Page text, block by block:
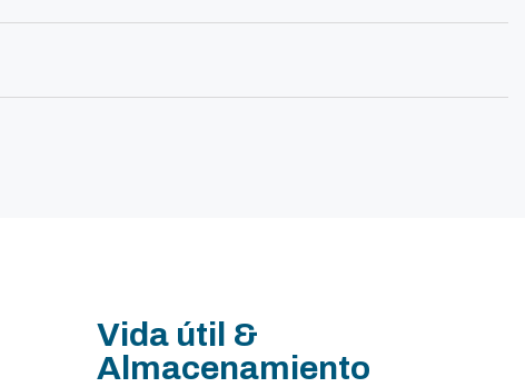
Vida útil &
Almacenamiento